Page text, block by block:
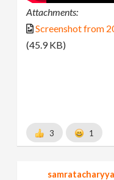
Attachments:
Screenshot from
(45.9 KB)
3 1